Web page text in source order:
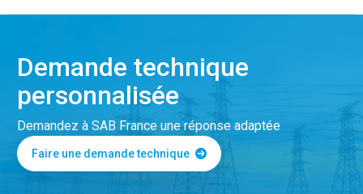
Demande technique
personnalisée
Demandez à SAB France une réponse adaptée
Faire une demande technique